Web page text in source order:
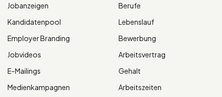
Jobanzeigen
Kandidatenpool
Employer Branding
Jobvideos
E-Mailings
Medienkampagnen
Berufe
Lebenslauf
Bewerbung
Arbeitsvertrag
Gehalt
Arbeitszeiten